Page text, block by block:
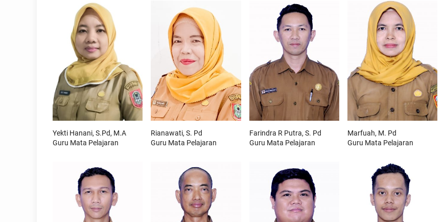
Yekti Hanani, S.Pd, M.A
Guru Mata Pelajaran
Rianawati, S. Pd
Guru Mata Pelajaran
Farindra R Putra, S. Pd
Guru Mata Pelajaran
Marfuah, M. Pd
Guru Mata Pelajaran